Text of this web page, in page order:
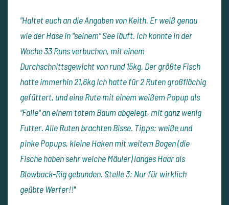
"Haltet euch an die Angaben von Keith. Er weiß genau
wie der Hase in "seinem" See läuft. Ich konnte in der
Woche 33 Runs verbuchen, mit einem
Durchschnittsgewicht von rund 15kg. Der größte Fisch
hatte immerhin 21,6kg Ich hatte für 2 Ruten großflächig
gefüttert, und eine Rute mit einem weißem Popup als
"Falle" an einem totem Baum abgelegt, mit ganz wenig
Futter. Alle Ruten brachten Bisse. Tipps: weiße und
pinke Popups, kleine Haken mit weitem Bogen (die
Fische haben sehr weiche Mäuler) langes Haar als
Blowback-Rig gebunden. Stelle 3: Nur für wirklich
geübte Werfer!!"